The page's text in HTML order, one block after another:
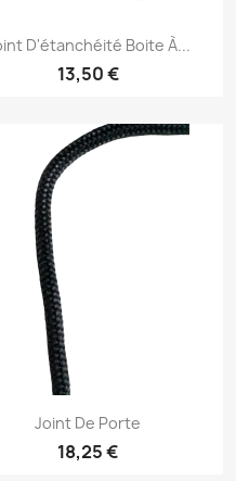
Aperçu rapide
D'étanchéité Boite À...
13,50 €
Aperçu rapide
Joint De Porte
18,25 €